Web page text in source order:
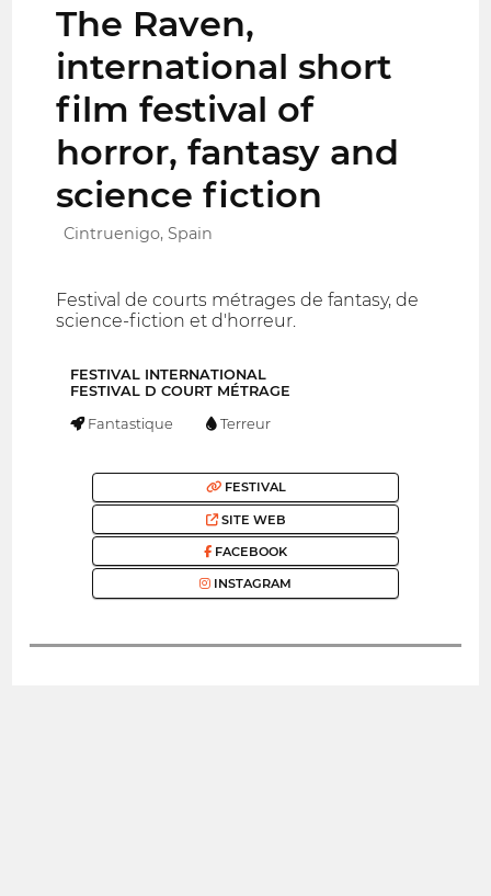
The Raven,
international short
film festival of
horror, fantasy and
science fiction
Cintruenigo, Spain
Festival de courts métrages de fantasy, de
science-fiction et d'horreur.
FESTIVAL INTERNATIONAL
FESTIVAL D COURT MÉTRAGE
Fantastique Terreur
FESTIVAL
SITE WEB
FACEBOOK
INSTAGRAM